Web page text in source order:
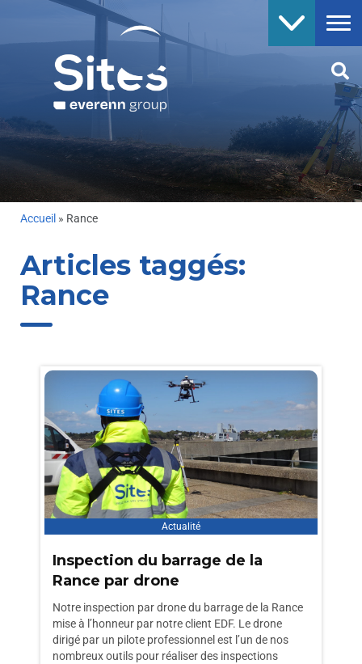
Accueil » Rance
Articles taggés:
Rance
Actualité
Inspection du barrage de la
Rance par drone
Notre inspection par drone du barrage de la Rance
mise à l’honneur par notre client EDF. Le drone
dirigé par un pilote professionnel est l’un de nos
nombreux outils pour réaliser des inspections